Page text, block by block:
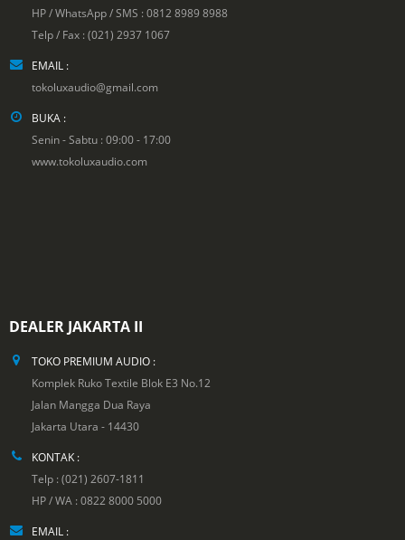
HP / WhatsApp / SMS : 0812 8989 8988
Telp / Fax : (021) 2937 1067
EMAIL :
tokoluxaudio@gmail.com
BUKA :
Senin - Sabtu : 09:00 - 17:00
www.tokoluxaudio.com
DEALER JAKARTA II
TOKO PREMIUM AUDIO :
Komplek Ruko Textile Blok E3 No.12
Jalan Mangga Dua Raya
Jakarta Utara - 14430
KONTAK :
Telp : (021) 2607-1811
HP / WA : 0822 8000 5000
EMAIL :